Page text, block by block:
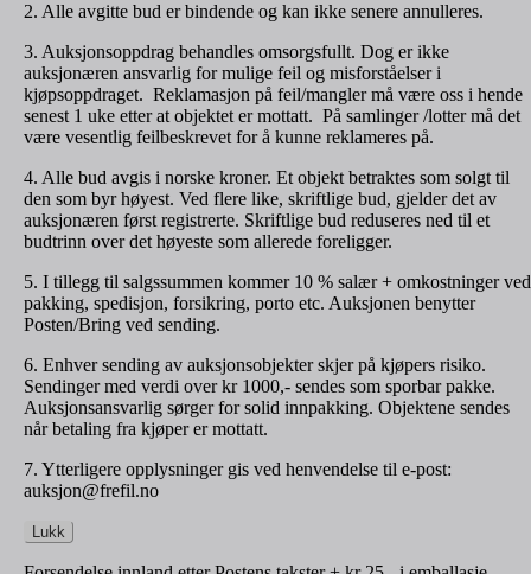
2. Alle avgitte bud er bindende og kan ikke senere annulleres.
3. Auksjonsoppdrag behandles omsorgsfullt. Dog er ikke
auksjonæren ansvarlig for mulige feil og misforståelser i
kjøpsoppdraget. Reklamasjon på feil/mangler må være oss i hende
senest 1 uke etter at objektet er mottatt. På samlinger /lotter må det
være vesentlig feilbeskrevet for å kunne reklameres på.
4. Alle bud avgis i norske kroner. Et objekt betraktes som solgt til
den som byr høyest. Ved flere like, skriftlige bud, gjelder det av
auksjonæren først registrerte. Skriftlige bud reduseres ned til et
budtrinn over det høyeste som allerede foreligger.
5. I tillegg til salgssummen kommer 10 % salær + omkostninger ved
pakking, spedisjon, forsikring, porto etc. Auksjonen benytter
Posten/Bring ved sending.
6. Enhver sending av auksjonsobjekter skjer på kjøpers risiko.
Sendinger med verdi over kr 1000,- sendes som sporbar pakke.
Auksjonsansvarlig sørger for solid innpakking. Objektene sendes
når betaling fra kjøper er mottatt.
7. Ytterligere opplysninger gis ved henvendelse til e-post:
auksjon@frefil.no
Lukk